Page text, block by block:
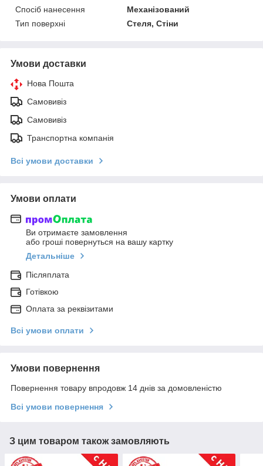
Спосіб нанесення
Механізований
Тип поверхні
Стеля, Стіни
Умови доставки
Нова Пошта
Самовивіз
Самовивіз
Транспортна компанія
Всі умови доставки
Умови оплати
Ви отримаєте замовлення
або гроші повернуться на вашу картку
Детальніше
Післяплата
Готівкою
Оплата за реквізитами
Всі умови оплати
Умови повернення
Повернення товару впродовж 14 днів за домовленістю
Всі умови повернення
З цим товаром також замовляють